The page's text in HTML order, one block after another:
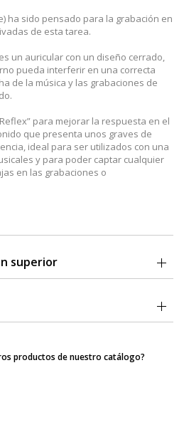
ha sido pensado para la grabación en
de esta tarea.
un auricular con un diseño cerrado,
pueda interferir en una correcta
de la música y las grabaciones de
para mejorar la respuesta en el
que presenta unos graves de
ideal para ser utilizados con una
y para poder captar cualquier
en las grabaciones o
superior
y diadema, ajustables y con
las partes de contacto, a la par que
un auricular robusto, con una
productos de nuestro catálogo?